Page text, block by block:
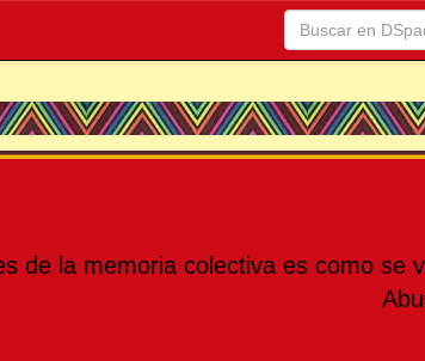
de la memoria colectiva es como se